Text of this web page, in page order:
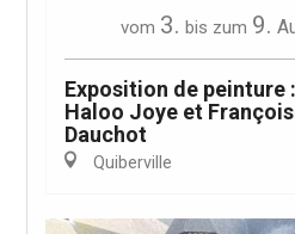
vom 3. bis zum 9.
Exposition de peinture
Haloo Joye et
Dauchot
Quiberville